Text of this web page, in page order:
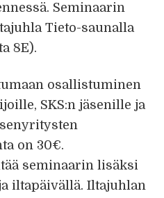
Seminaarin
Tieto-saunalla
8E).
osallistuminen
SKS:n jäsenille ja
on 30€.
seminaarin lisäksi
iltapäivällä. Iltajuhlan